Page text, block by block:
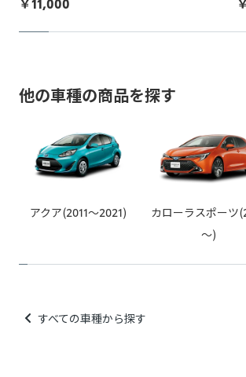
※トヨタ販売店で取付等を行っている場合で
例：車両ECUと車両ワイヤーハーネスの間
（テレビキャンセラー、パワーバックドアオ
例：カー用品店でのスピーカー取り付け、社
他の車種の商品を探す
アクア(2011～2021)
カローラスポーツ
～)
すべての車種から探す